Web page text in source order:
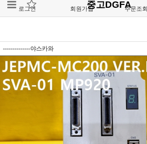
로그인 회원가입 주문조회
중고DGFA
--------------야스카와